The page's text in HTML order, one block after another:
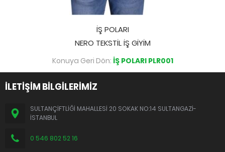
İŞ POLARI
NERO TEKSTİL İŞ GİYİM
Konuya Geri Dön: İŞ POLARI PLR001
İLETİŞİM BİLGİLERİMİZ
SULTANÇİFTLİĞİ MAHALLESİ 20 SOKAK NO:14 SULTANGAZİ-
İSTANBUL
0 546 802 52 16